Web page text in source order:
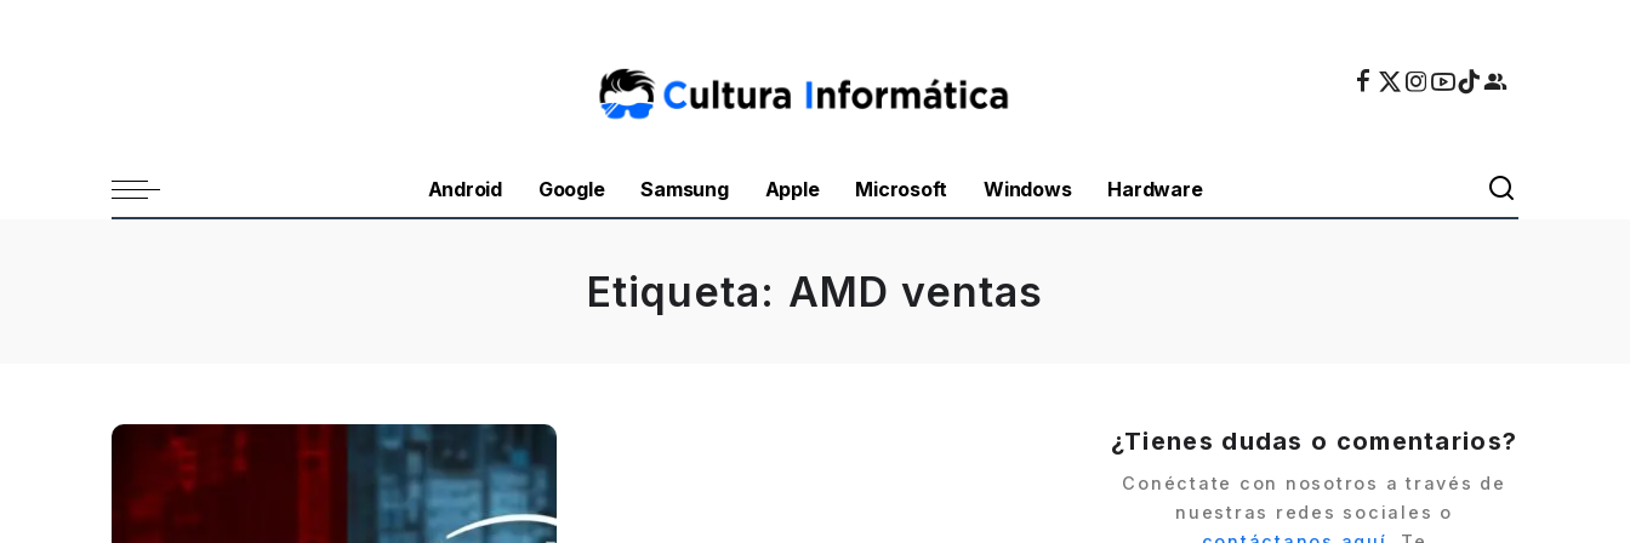
Android Google Samsung Apple Microsoft Windows Hardware
Etiqueta: AMD ventas
¿Tienes dudas o comentarios?
Conéctate con nosotros a través de
nuestras redes sociales o